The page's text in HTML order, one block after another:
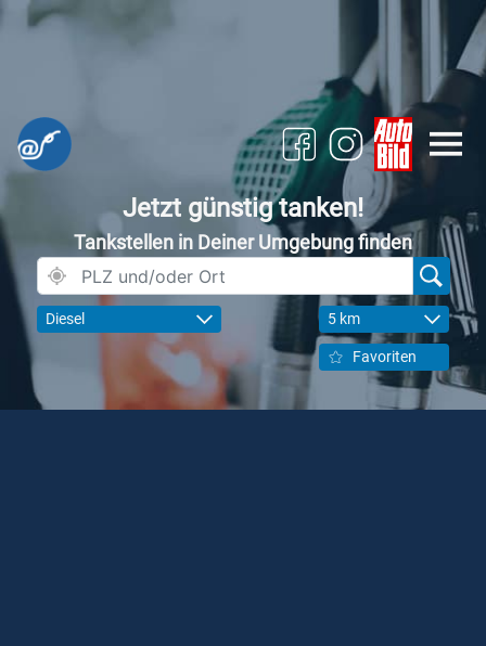
Jetzt günstig tanken!
Tankstellen in Deiner Umgebung finden
Diesel 5 km
Favoriten